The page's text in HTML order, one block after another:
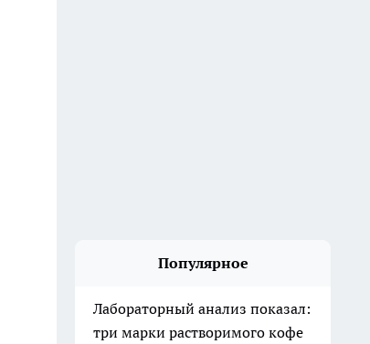
Популярное
Лабораторный анализ показал:
три марки растворимого кофе